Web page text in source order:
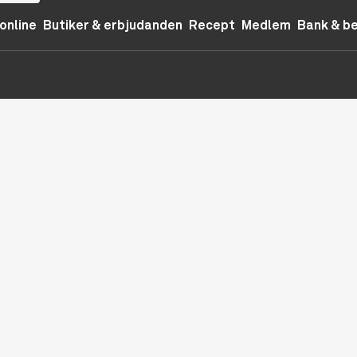
Butiker & erbjudanden Recept Medlem Bank &